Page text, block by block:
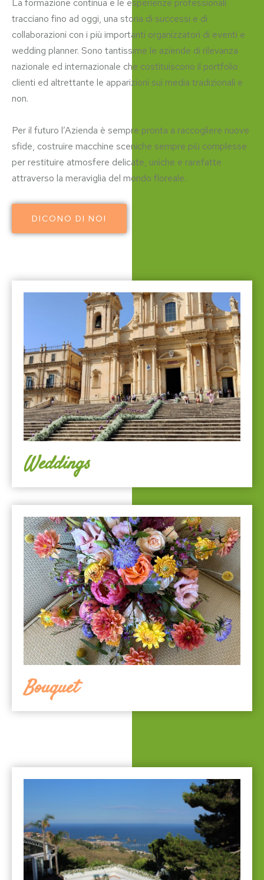
La formazione continua e le esperienze professionali
tracciano fino ad oggi, una storia di successi e di
collaborazioni con i più importanti organizzatori di eventi e
wedding planner. Sono tantissime le aziende di rilevanza
nazionale ed internazionale che costituiscono il portfolio
clienti ed altrettante le apparizioni sui media tradizionali e
non.
Per il futuro l’Azienda è sempre pronta a raccogliere nuove
sfide, costruire macchine sceniche sempre più complesse
per restituire atmosfere delicate, uniche e rarefatte
attraverso la meraviglia del mondo floreale.
DICONO DI NOI
Weddings
Bouquet